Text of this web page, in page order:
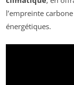
l’empreinte
énergétiques.